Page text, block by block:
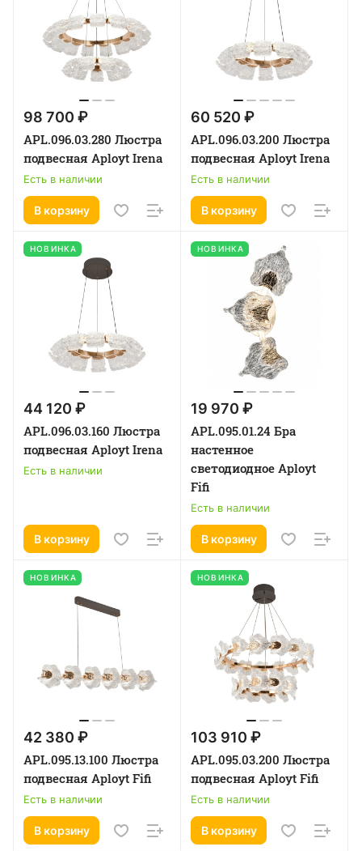
98 700 ₽
APL.096.03.280 Люстра
подвесная Aployt Irena
Есть в наличии
В корзину
60 520 ₽
APL.096.03.200 Люстра
подвесная Aployt Irena
Есть в наличии
В корзину
НОВИНКА
44 120 ₽
APL.096.03.160 Люстра
подвесная Aployt Irena
Есть в наличии
В корзину
НОВИНКА
19 970 ₽
APL.095.01.24 Бра
настенное
светодиодное Aployt
Fifi
Есть в наличии
В корзину
НОВИНКА
42 380 ₽
APL.095.13.100 Люстра
подвесная Aployt Fifi
Есть в наличии
В корзину
НОВИНКА
103 910 ₽
APL.095.03.200 Люстра
подвесная Aployt Fifi
Есть в наличии
В корзину